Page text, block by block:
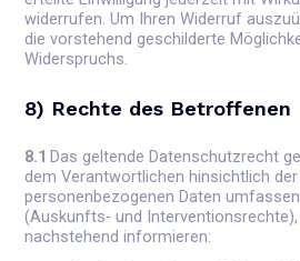
widerrufen. Um Ihren Widerruf
die vorstehend geschilderte
Widerspruchs.
8) Rechte des Betroffenen
8.1 Das geltende Datenschutzrecht
dem Verantwortlichen hinsichtlich
personenbezogenen Daten
(Auskunfts- und Interventionsrechte),
nachstehend informieren: